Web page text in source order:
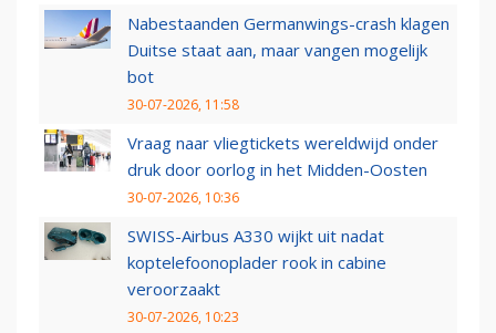
Nabestaanden Germanwings-crash klagen
Duitse staat aan, maar vangen mogelijk
bot
30-07-2026, 11:58
Vraag naar vliegtickets wereldwijd onder
druk door oorlog in het Midden-Oosten
30-07-2026, 10:36
SWISS-Airbus A330 wijkt uit nadat
koptelefoonoplader rook in cabine
veroorzaakt
30-07-2026, 10:23